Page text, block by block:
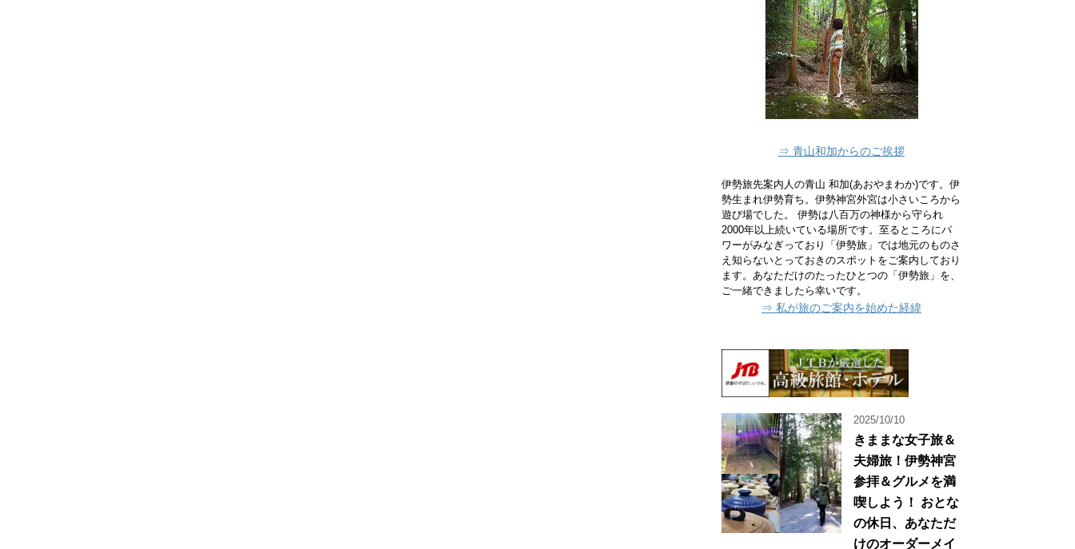
⇒ 青山和加からのご挨拶
伊勢旅先案内人の青山 和加(あおやまわか)です。伊
勢生まれ伊勢育ち。伊勢神宮外宮は小さいころから
遊び場でした。 伊勢は八百万の神様から守られ
2000年以上続いている場所です。至るところにパ
ワーがみなぎっており「伊勢旅」では地元のものさ
え知らないとっておきのスポットをご案内しており
ます。あなただけのたったひとつの「伊勢旅」を、
ご一緒できましたら幸いです。
⇒ 私が旅のご案内を始めた経緯
2025/10/10
きままな女子旅＆
夫婦旅！伊勢神宮
参拝＆グルメを満
喫しよう！ おとな
の休日、あなただ
けのオーダーメイ